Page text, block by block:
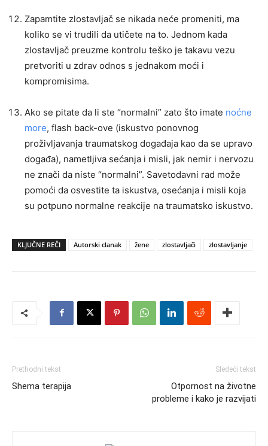
Zapamtite zlostavljač se nikada neće promeniti, ma
koliko se vi trudili da utičete na to. Jednom kada
zlostavljač preuzme kontrolu teško je takavu vezu
pretvoriti u zdrav odnos s jednakom moći i
kompromisima.
Ako se pitate da li ste “normalni” zato što imate noćne
more, flash back-ove (iskustvo ponovnog
proživljavanja traumatskog događaja kao da se upravo
događa), nametljiva sećanja i misli, jak nemir i nervozu
ne znači da niste “normalni”. Savetodavni rad može
pomoći da osvestite ta iskustva, osećanja i misli koja
su potpuno normalne reakcije na traumatsko iskustvo.
KLJUČNE REČI Autorski clanak žene zlostavljači zlostavljanje
Prethodni tekst
Shema terapija
Sledeći tekst
Otpornost na životne
probleme i kako je razvijati